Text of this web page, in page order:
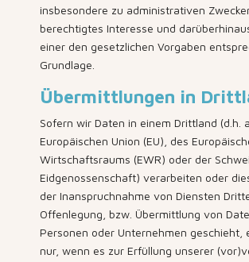
insbesondere zu administrativen
berechtigtes Interesse und
einer den gesetzlichen Vorgaben
Grundlage.
Übermittlungen in
Sofern wir Daten in einem Drittland (d.h.
Europäischen Union (EU), des
Wirtschaftsraums (EWR) oder der
Eidgenossenschaft) verarbeiten oder
der Inanspruchnahme von Diensten
Offenlegung, bzw. Übermittlung von
Personen oder Unternehmen geschieht,
nur, wenn es zur Erfüllung unserer